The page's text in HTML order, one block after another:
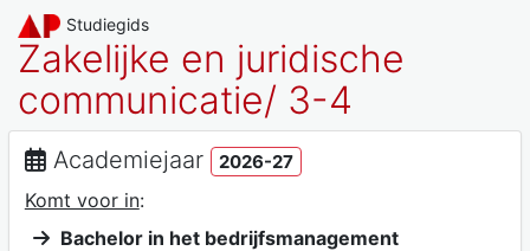
Studiegids
Zakelijke en juridische
communicatie/ 3-4
Academiejaar 2026-27
Komt voor in:
Bachelor in het bedrijfsmanagement